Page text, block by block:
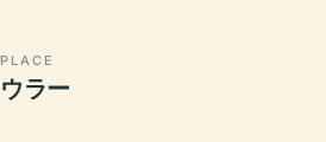
PLACE
ウラー